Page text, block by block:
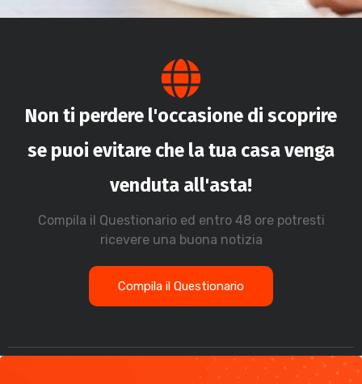
Non ti perdere l'occasione di scoprire
se puoi evitare che la tua casa venga
venduta all'asta!
Compila il Questionario ed entro 48 ore potresti
ricevere una buona notizia
Compila il Questionario